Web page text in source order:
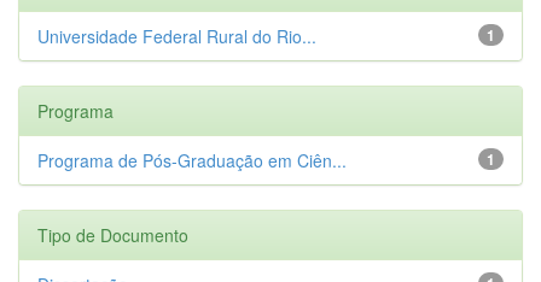
1
Universidade Federal Rural do Rio...
Programa
1
Programa de Pós-Graduação em Ciên...
Tipo de Documento